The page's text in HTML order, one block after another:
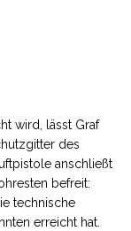
wird, lässt Graf
des
anschließt
befreit:
technische
erreicht hat.